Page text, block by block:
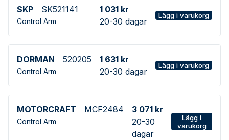
SKP
SK521141
Control Arm
1 031 kr
20-30 dagar
Lägg i varukorg
DORMAN 520205
Control Arm
1 631 kr
20-30 dagar
Lägg i varukorg
MOTORCRAFT MCF2484
Control Arm
3 071 kr
20-30
dagar
Lägg i
varukorg